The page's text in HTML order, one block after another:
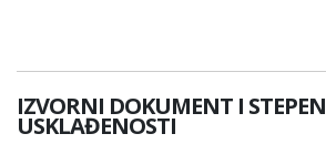
IZVORNI DOKUMENT I STEPEN
USKLAĐENOSTI